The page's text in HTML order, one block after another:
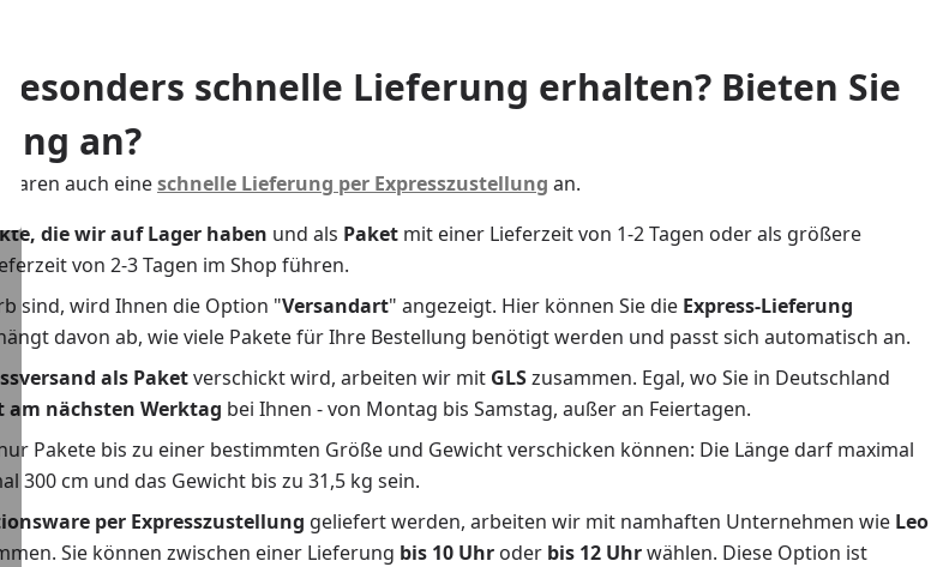
besonders schnelle Lieferung erhalten? Bieten Sie
an?
auch eineschnelle Lieferung per Expresszustellung an.
die wir auf Lager haben und als Paket mit einer Lieferzeit von 1-2 Tagen oder als größere
von 2-3 Tagen im Shop führen.
sind, wird Ihnen die Option "Versandart" angezeigt. Hier können Sie die Express-Lieferung
davon ab, wie viele Pakete für Ihre Bestellung benötigt werden und passt sich automatisch an.
als Paketverschickt wird, arbeiten wir mit GLSzusammen. Egal, wo Sie in Deutschland
nächsten Werktag bei Ihnen - von Montag bis Samstag, außer an Feiertagen.
Pakete bis zu einer bestimmten Größe und Gewicht verschicken können: Die Länge darf maximal
300 cm und das Gewicht bis zu 31,5 kg sein.
per Expresszustellung geliefert werden, arbeiten wir mit namhaften Unternehmen wie Leo
Sie können zwischen einer Lieferung bis 10 Uhr oder bis 12 Uhrwählen. Diese Option ist